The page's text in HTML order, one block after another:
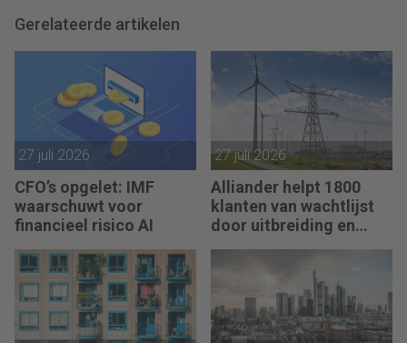
Gerelateerde artikelen
27 juli 2026
CFO’s opgelet: IMF
waarschuwt voor
financieel risico AI
27 juli 2026
Alliander helpt 1800
klanten van wachtlijst
door uitbreiding en